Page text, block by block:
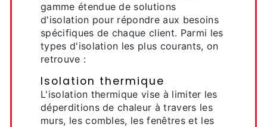
gamme étendue de solutions
d'isolation pour répondre aux besoins
spécifiques de chaque client. Parmi les
types d'isolation les plus courants, on
retrouve :
Isolation thermique
L'isolation thermique vise à limiter les
déperditions de chaleur à travers les
murs, les combles, les fenêtres et les